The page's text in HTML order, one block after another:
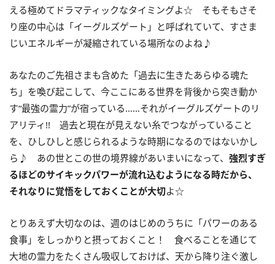
える極めてドラマティックなタイミングよ☆ そもそもさそ
り座の中心は「イーグルズゲート」と呼ばれていて、すさま
じいエネルギーが凝縮されている場所なのよね♪
あなたのご先祖さまも含めた「過去に生きたあらゆる魂た
ち」を喚び起こして、今ここにある世界を背後から突き動か
す“最強の霊力”が宿っている……それがイーグルズゲートのリ
アリティ !! 過去と現在が見えない糸でつながっていること
を、ひしひしと感じられるような時期になるのではないかし
ら♪ あの世とこの世の境界線があいまいになって、 強烈すぎ
るほどのサイキックパワーが流れ込むようになる時だから、
それなりに覚悟をしておくことが大切よ☆
とりあえず大切なのは、週のはじめのうちに「パワーのある
食事」をしっかりと摂っておくこと！ 食べることを通じて
大地の霊力をたくさん吸収しておけば、天から降り注ぐ激し